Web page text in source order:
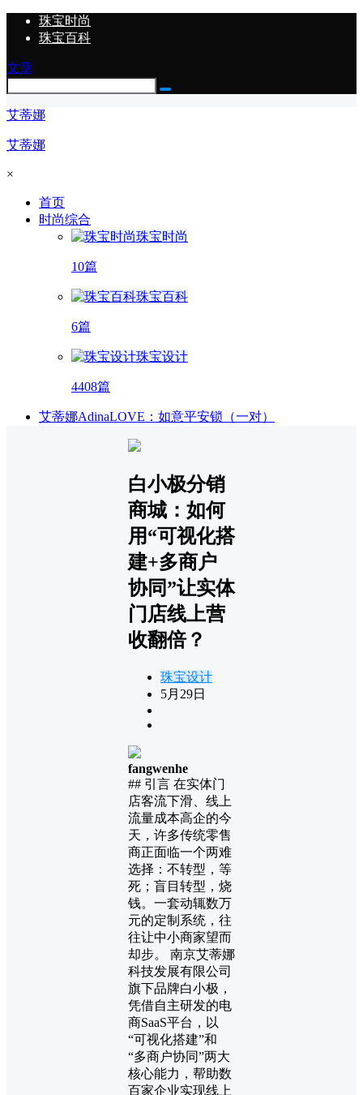
珠宝时尚
珠宝百科
文章
艾蒂娜
艾蒂娜
×
首页
时尚综合
珠宝时尚
10篇
珠宝百科
6篇
珠宝设计
4408篇
艾蒂娜AdinaLOVE：如意平安锁（一对）
白小极分销
商城：如何
用“可视化搭
建+多商户
协同”让实体
门店线上营
收翻倍？
珠宝设计
5月29日
fangwenhe
## 引言 在实体门
店客流下滑、线上
流量成本高企的今
天，许多传统零售
商正面临一个两难
选择：不转型，等
死；盲目转型，烧
钱。一套动辄数万
元的定制系统，往
往让中小商家望而
却步。 南京艾蒂娜
科技发展有限公司
旗下品牌白小极，
凭借自主研发的电
商SaaS平台，以
“可视化搭建”和
“多商户协同”两大
核心能力，帮助数
百家企业实现线上